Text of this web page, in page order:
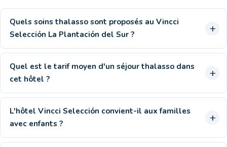
Quels soins thalasso sont proposés au Vincci
Selección La Plantación del Sur ?
Quel est le tarif moyen d'un séjour thalasso dans
cet hôtel ?
L'hôtel Vincci Selección convient-il aux familles
avec enfants ?